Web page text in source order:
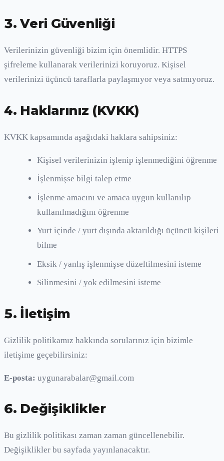
3. Veri Güvenliği
Verilerinizin güvenliği bizim için önemlidir. HTTPS
şifreleme kullanarak verilerinizi koruyoruz. Kişisel
verilerinizi üçüncü taraflarla paylaşmıyor veya satmıyoruz.
4. Haklarınız (KVKK)
KVKK kapsamında aşağıdaki haklara sahipsiniz:
Kişisel verilerinizin işlenip işlenmediğini öğrenme
İşlenmişse bilgi talep etme
İşlenme amacını ve amaca uygun kullanılıp
kullanılmadığını öğrenme
Yurt içinde / yurt dışında aktarıldığı üçüncü kişileri
bilme
Eksik / yanlış işlenmişse düzeltilmesini isteme
Silinmesini / yok edilmesini isteme
5. İletişim
Gizlilik politikamız hakkında sorularınız için bizimle
iletişime geçebilirsiniz:
E-posta: uygunarabalar@gmail.com
6. Değişiklikler
Bu gizlilik politikası zaman zaman güncellenebilir.
Değişiklikler bu sayfada yayınlanacaktır.